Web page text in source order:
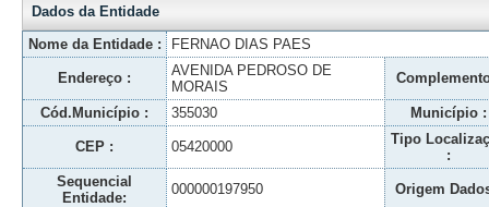
Dados da Entidade
Nome da Entidade :
FERNAO DIAS PAES
Endereço :
AVENIDA PEDROSO DE
MORAIS
Cód.Município : 355030 Município :
CEP : 05420000
Tipo
:
Sequencial
Entidade:
000000197950 Origem